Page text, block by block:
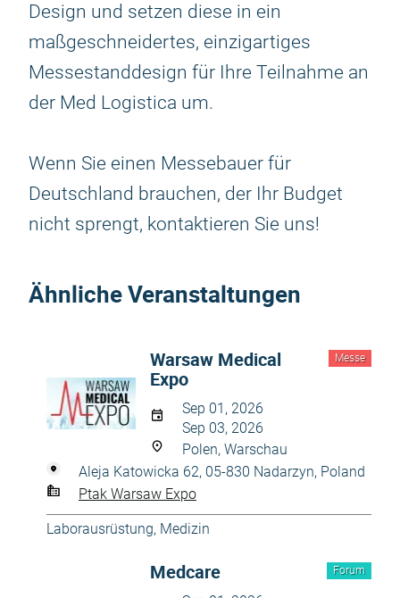
Design und setzen diese in ein
maßgeschneidertes, einzigartiges
Messestanddesign für Ihre Teilnahme an
der Med Logistica um.
Wenn Sie einen Messebauer für
Deutschland brauchen, der Ihr Budget
nicht sprengt, kontaktieren Sie uns!
Ähnliche Veranstaltungen
Messe
Warsaw Medical
Expo
Sep 01, 2026
Sep 03, 2026
Polen, Warschau
Aleja Katowicka 62, 05-830 Nadarzyn, Poland
Ptak Warsaw Expo
Laborausrüstung, Medizin
Forum
Medcare